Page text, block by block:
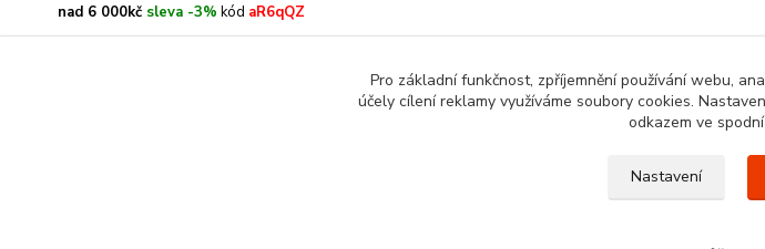
nad 6 000kč sleva -3% kód aR6qQZ
Pro základní funkčnost, zpříjemnění používání webu,
účely cílení reklamy využíváme soubory cookies.
odkazem ve
Nastavení